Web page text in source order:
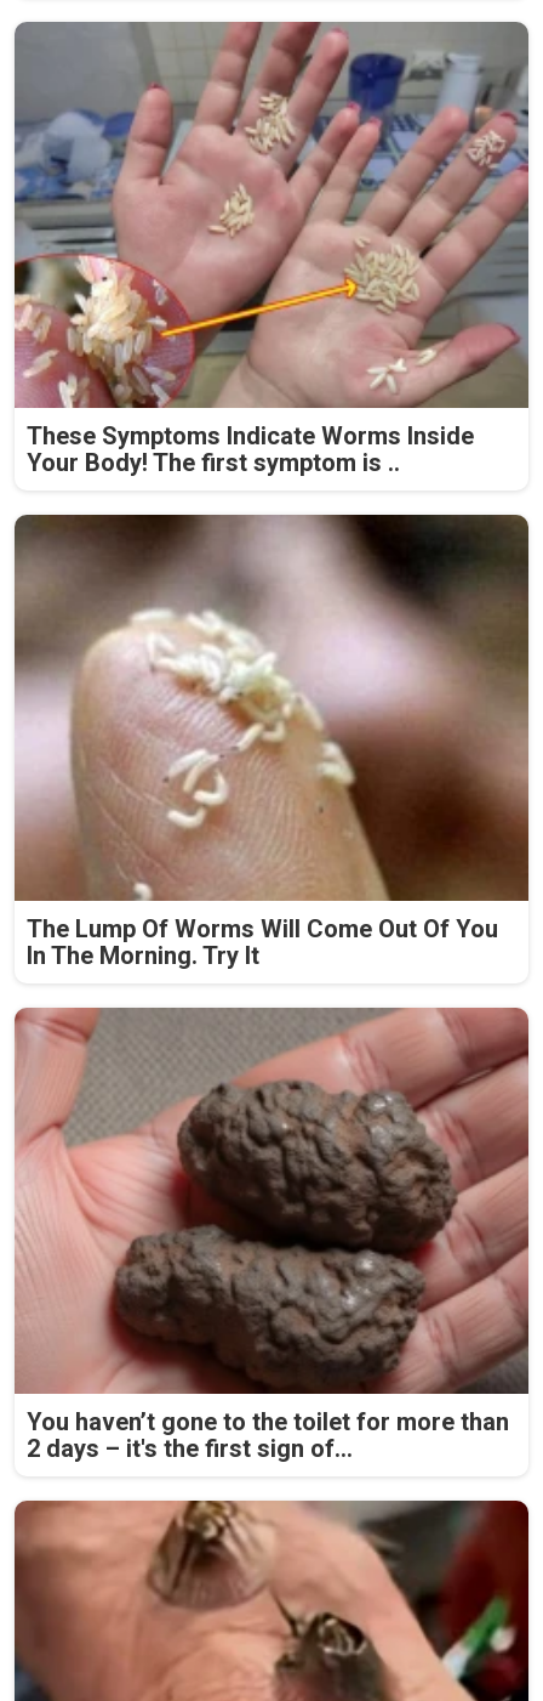
These Symptoms Indicate Worms Inside
Your Body! The first symptom is ..
The Lump Of Worms Will Come Out Of You
In The Morning. Try It
You haven’t gone to the toilet for more than
2 days – it's the first sign of...